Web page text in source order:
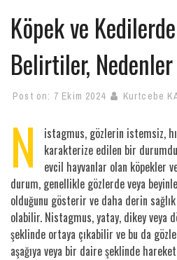
Köpek ve
Belirtiler, Nedenler
Post on: 7 Ekim 2024 Kurtcebe
N
istagmus, gözlerin istemsiz,
karakterize edilen bir
evcil hayvanlar olan köpekler
durum, genellikle gözlerde veya
olduğunu gösterir ve daha derin
olabilir. Nistagmus, yatay, dikey veya
şeklinde ortaya çıkabilir ve bu da
aşağıya veya bir daire şeklinde